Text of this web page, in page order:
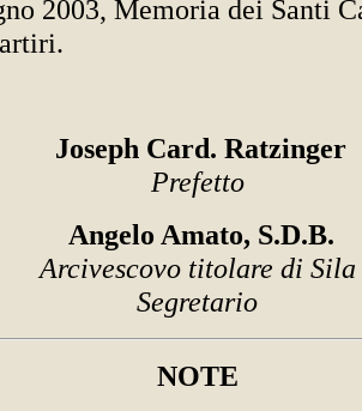
2003, Memoria dei Santi
Joseph Card. Ratzinger
Prefetto
Angelo Amato, S.D.B.
Arcivescovo titolare di Sila
Segretario
NOTE